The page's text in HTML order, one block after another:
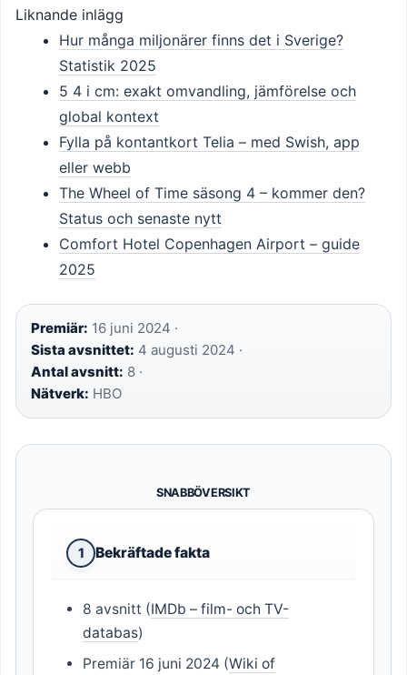
Liknande inlägg
Hur många miljonärer finns det i Sverige?
Statistik 2025
5 4 i cm: exakt omvandling, jämförelse och
global kontext
Fylla på kontantkort Telia – med Swish, app
eller webb
The Wheel of Time säsong 4 – kommer den?
Status och senaste nytt
Comfort Hotel Copenhagen Airport – guide
2025
Premiär: 16 juni 2024 ·
Sista avsnittet: 4 augusti 2024 ·
Antal avsnitt: 8 ·
Nätverk: HBO
SNABBÖVERSIKT
1 Bekräftade fakta
8 avsnitt (IMDb – film- och TV-
databas)
Premiär 16 juni 2024 (Wiki of